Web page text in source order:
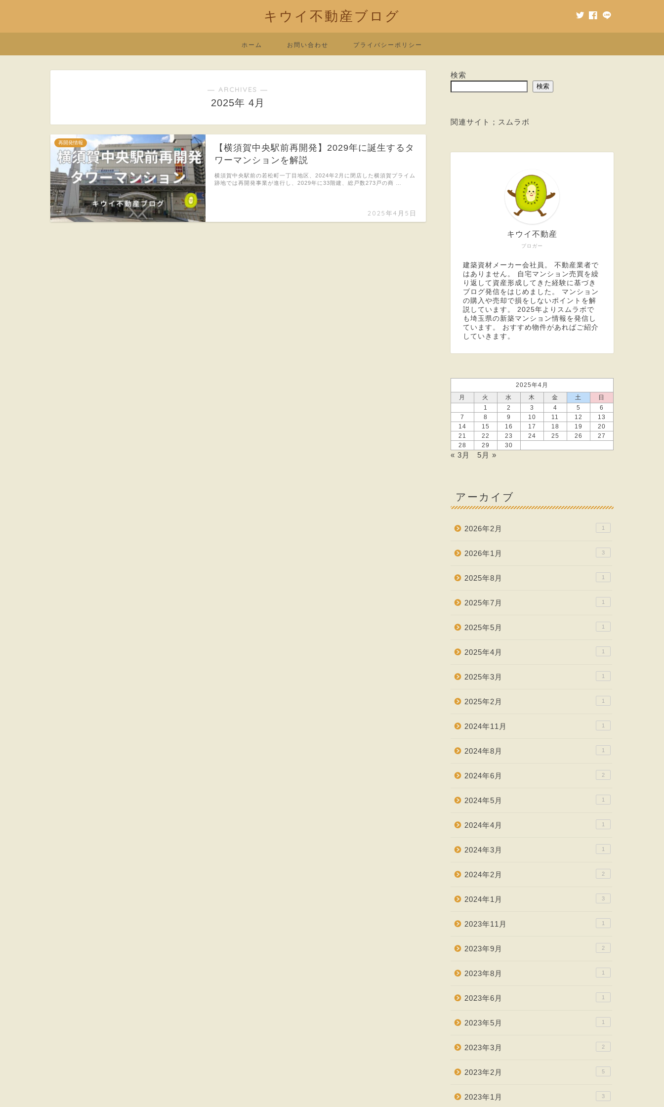
キウイ不動産ブログ
ホーム お問い合わせ プライバシーポリシー
― ARCHIVES ―
2025年 4月
再開発情報
【横須賀中央駅前再開発】2029年に誕生するタ
ワーマンションを解説
2025年4月5日
横須賀中央駅前の若松町一丁目地区、2024年2月に閉店した横須賀プライム
跡地では再開発事業が進行し、2029年に33階建、総戸数273戸の商 …
検索
検索
関連サイト； スムラボ
ブロガー
キウイ不動産
建築資材メーカー会社員。 不動産業者で
はありません。 自宅マンション売買を繰
り返して資産形成してきた経験に基づき
ブログ発信をはじめました。 マンション
の購入や売却で損をしないポイントを解
説しています。 2025年より スムラボ で
も埼玉県の新築マンション情報を発信し
ています。 おすすめ物件があればご紹介
していきます。
2025年4月
月
火 水 木 金 土
日
1
2 3 4 5
6
7
8 9 10 11 12
13
14
15 16 17 18 19
20
21
22 23 24 25 26
27
28
29 30
« 3月 5月 »
アーカイブ
2026年2月 1
2026年1月 3
2025年8月 1
2025年7月 1
2025年5月 1
2025年4月 1
2025年3月 1
2025年2月 1
2024年11月 1
2024年8月 1
2024年6月 2
2024年5月 1
2024年4月 1
2024年3月 1
2024年2月 2
2024年1月 3
2023年11月 1
2023年9月 2
2023年8月 1
2023年6月 1
2023年5月 1
2023年3月 2
2023年2月 5
2023年1月 3